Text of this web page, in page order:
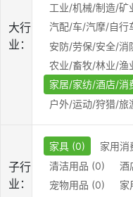
大行
业：
工业/机械/制造/矿
汽配/车/汽摩/自行
安防/劳保/安全/消
农业/畜牧/林业/渔
家居/家纺/酒店/消
户外/运动/狩猎/旅
子行
业：
家具 (0) 家用消
清洁用品 (0)
酒
宠物用品 (0)
家